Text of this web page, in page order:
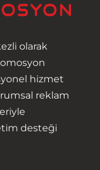
olarak
hizmet
reklam
desteği